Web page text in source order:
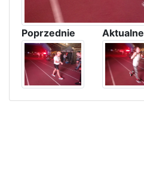
Poprzednie Aktualne